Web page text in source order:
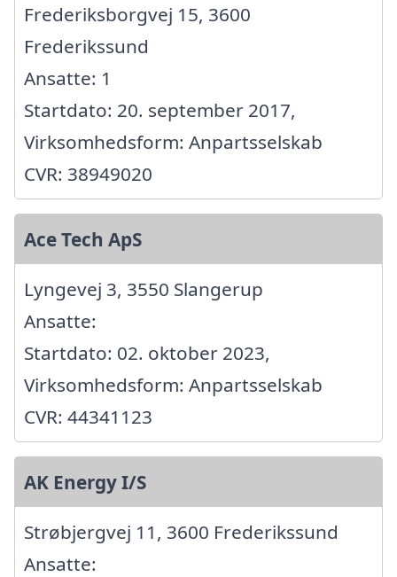
Frederiksborgvej 15, 3600
Frederikssund
Ansatte: 1
Startdato: 20. september 2017,
Virksomhedsform: Anpartsselskab
CVR: 38949020
Ace Tech ApS
Lyngevej 3, 3550 Slangerup
Ansatte:
Startdato: 02. oktober 2023,
Virksomhedsform: Anpartsselskab
CVR: 44341123
AK Energy I/S
Strøbjergvej 11, 3600 Frederikssund
Ansatte: